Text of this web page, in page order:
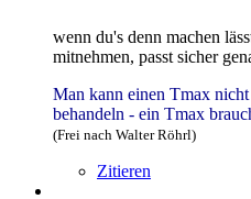
wenn du's denn machen
mitnehmen, passt sicher
Man kann einen Tmax
behandeln - ein Tmax
(Frei nach Walter Röhrl)
Zitieren